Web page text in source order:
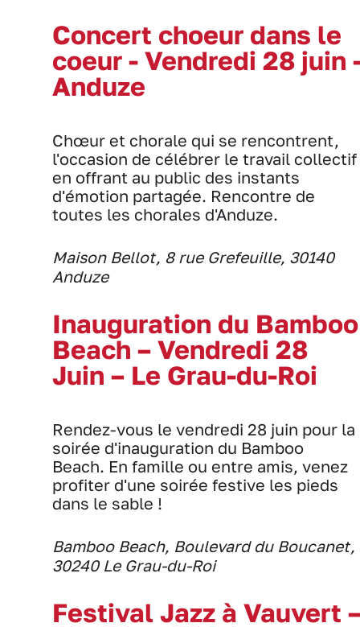
Concert choeur dans le
coeur - Vendredi 28 juin
Anduze
Chœur et chorale qui se rencontrent,
l'occasion de célébrer le travail collectif
en offrant au public des instants
d'émotion partagée. Rencontre de
toutes les chorales d'Anduze.
Maison Bellot, 8 rue Grefeuille, 30140
Anduze
Inauguration du Bamboo
Beach – Vendredi 28
Juin – Le Grau-du-Roi
Rendez-vous le vendredi 28 juin pour la
soirée d'inauguration du Bamboo
Beach. En famille ou entre amis, venez
profiter d'une soirée festive les pieds
dans le sable !
Bamboo Beach, Boulevard du Boucanet,
30240 Le Grau-du-Roi
Festival Jazz à Vauvert